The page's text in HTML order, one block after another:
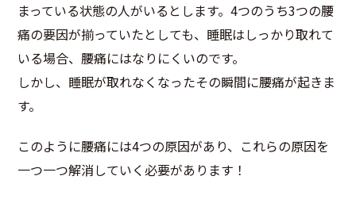
まっている状態の人がいるとします。4つのうち3つの腰
痛の要因が揃っていたとしても、睡眠はしっかり取れて
いる場合、腰痛にはなりにくいのです。
しかし、睡眠が取れなくなったその瞬間に腰痛が起きま
す。
このように腰痛には4つの原因があり、これらの原因を
一つ一つ解消していく必要があります！